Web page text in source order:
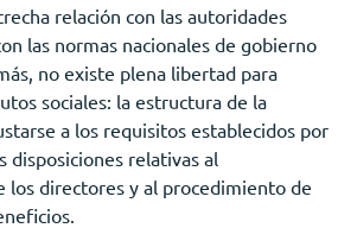
relación con las autoridades
las normas nacionales de gobierno
no existe plena libertad para
sociales: la estructura de la
a los requisitos establecidos por
disposiciones relativas al
los directores y al procedimiento de